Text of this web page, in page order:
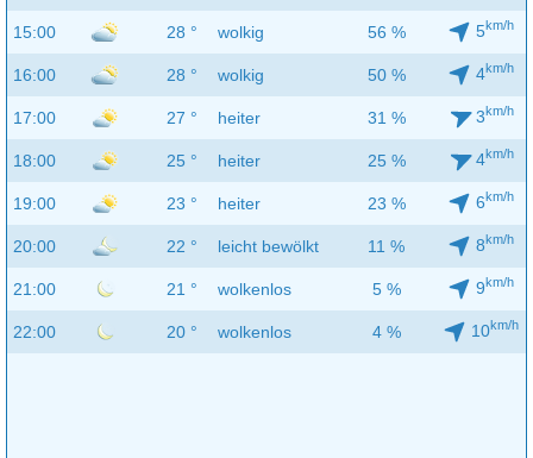
15:00 28 ° wolkig 56 % 5km/h
16:00 28 ° wolkig 50 % 4km/h
17:00 27 ° heiter 31 % 3km/h
18:00 25 ° heiter 25 % 4km/h
19:00 23 ° heiter 23 % 6km/h
20:00 22 ° leicht bewölkt 11 % 8km/h
21:00 21 ° wolkenlos 5 % 9km/h
22:00 20 ° wolkenlos 4 % 10km/h